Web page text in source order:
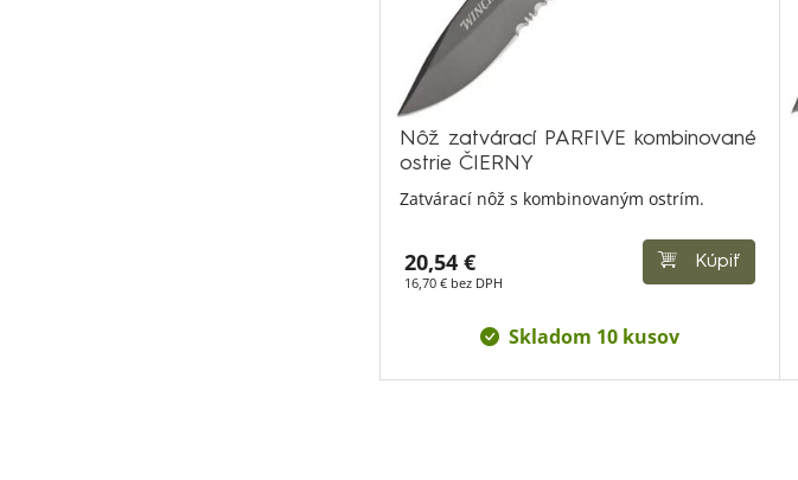
Nôž zatvárací PARFIVE kombinované
ostrie ČIERNY
Zatvárací nôž s kombinovaným ostrím.
20,54 €
16,70 € bez DPH
Kúpiť
Skladom 10 kusov